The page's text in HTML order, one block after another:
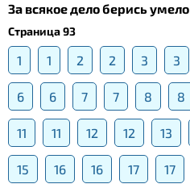
За всякое дело берись умело
Страница 93
1 1 2 2 3 3
6 6 7 7 8 8
11 11 12 12 13
15 16 16 17 17